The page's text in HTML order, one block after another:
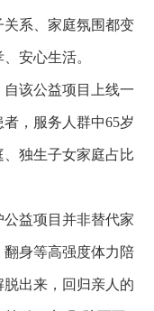
系、家庭氛围都变
安心生活。
该公益项目上线一
，服务人群中65岁
独生子女家庭占比
益项目并非替代家
身等高强度体力陪
出来，回归亲人的